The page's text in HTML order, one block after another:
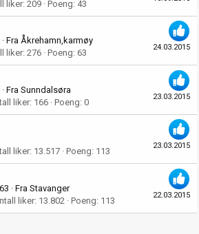
liker 209 Poeng 43
24.03.2015
· Fra Åkrehamn,karmøy
liker 276 Poeng 63
23.03.2015
· Fra Sunndalsøra
liker 166 Poeng 0
23.03.2015
liker 13.517 Poeng 113
22.03.2015
63 · Fra Stavanger
liker 13.802 Poeng 113